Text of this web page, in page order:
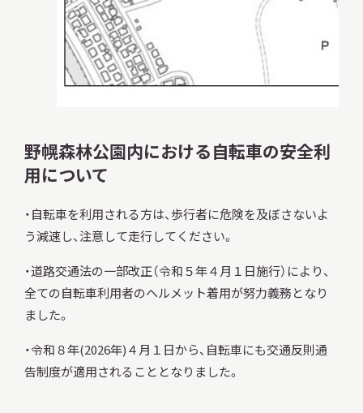
野幌森林公園内における自転車の安全利
用について
・自転車を利用される方は、歩行者に危険を及ぼさないよ
う減速し、注意して走行してください。
・道路交通法の一部改正（令和５年４月１日施行）により、
全ての自転車利用者のヘルメット着用が努力義務となり
ました。
・令和８年(2026年)４月１日から、自転車にも交通反則通
告制度が適用されることとなりました。